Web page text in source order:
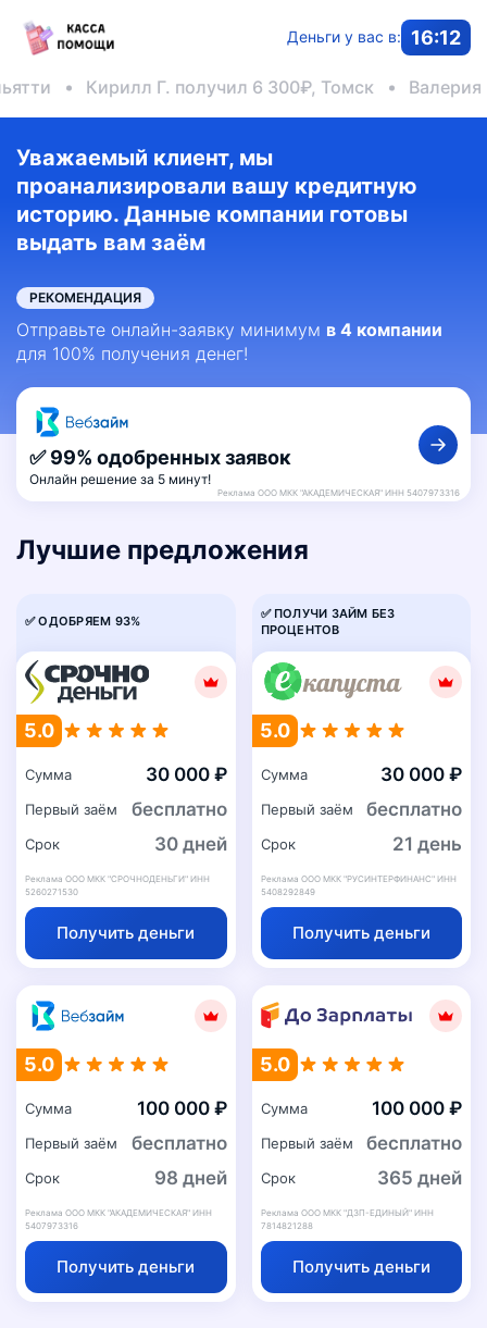
Деньги у вас в: 16:12
Кирилл Г. получил 6 300₽, Томск Валерия К.
Уважаемый клиент, мы
проанализировали вашу кредитную
историю. Данные компании готовы
выдать вам заём
РЕКОМЕНДАЦИЯ
Отправьте онлайн-заявку минимум в 4 компании
для 100% получения денег!
✅ 99% одобренных заявок
Онлайн решение за 5 минут!
Реклама ООО МКК "АКАДЕМИЧЕСКАЯ" ИНН 5407973316
Лучшие предложения
✅ ОДОБРЯЕМ 93%
5.0
Сумма 30 000 ₽
Первый заём бесплатно
Срок 30 дней
Реклама ООО МКК "СРОЧНОДЕНЬГИ" ИНН
5260271530
Получить деньги
✅ ПОЛУЧИ ЗАЙМ БЕЗ
ПРОЦЕНТОВ
5.0
Сумма 30 000 ₽
Первый заём бесплатно
Срок 21 день
Реклама ООО МКК "РУСИНТЕРФИНАНС" ИНН
5408292849
Получить деньги
5.0
Сумма 100 000 ₽
Первый заём бесплатно
Срок 98 дней
Реклама ООО МКК "АКАДЕМИЧЕСКАЯ" ИНН
5407973316
Получить деньги
5.0
Сумма 100 000 ₽
Первый заём бесплатно
Срок 365 дней
Реклама ООО МКК "ДЗП-ЕДИНЫЙ" ИНН
7814821288
Получить деньги